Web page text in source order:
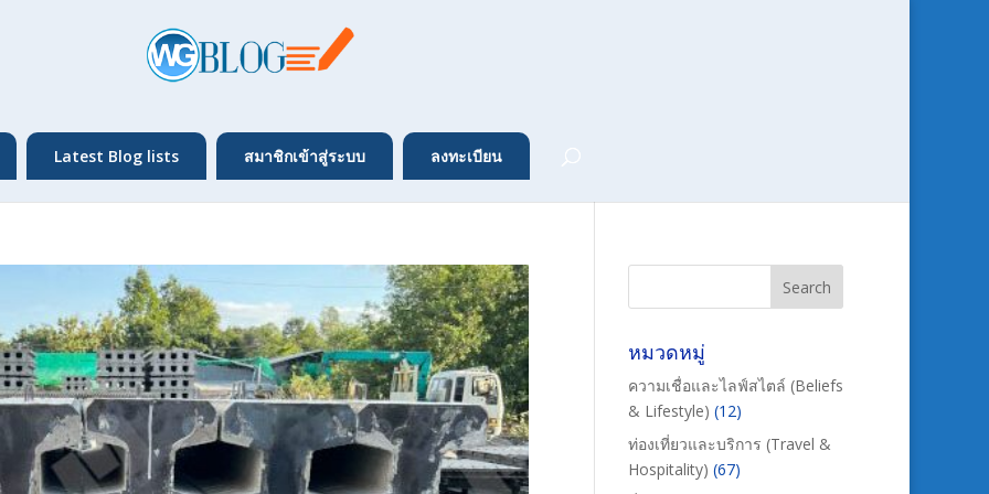
Latest Blog lists สมาชิกเข้าสู่ระบบ ลงทะเบียน
หมวดหมู่
ความเชื่อและไลฟ์สไตล์ (Beliefs
& Lifestyle) (12)
ท่องเที่ยวและบริการ (Travel &
Hospitality) (67)